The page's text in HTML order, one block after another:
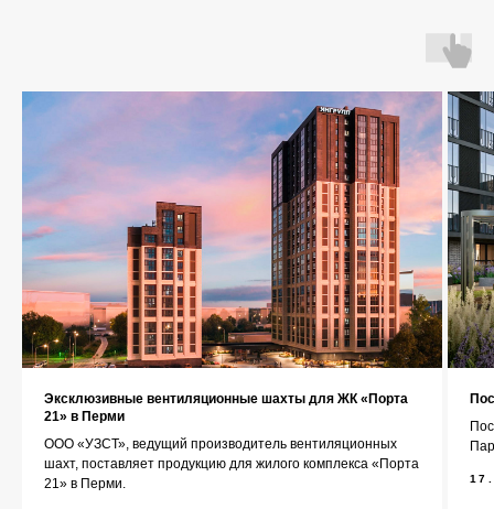
Эксклюзивные вентиляционные шахты для ЖК «Порта
21» в Перми
ООО «УЗСТ», ведущий производитель вентиляционных
шахт, поставляет продукцию для жилого комплекса «Порта
21» в Перми.
Политика конфиденциальности
Екатеринбург, Гурзуфская 44
+7 (343) 227-22-20
info@1uzst.ru
Контакты
Каталог